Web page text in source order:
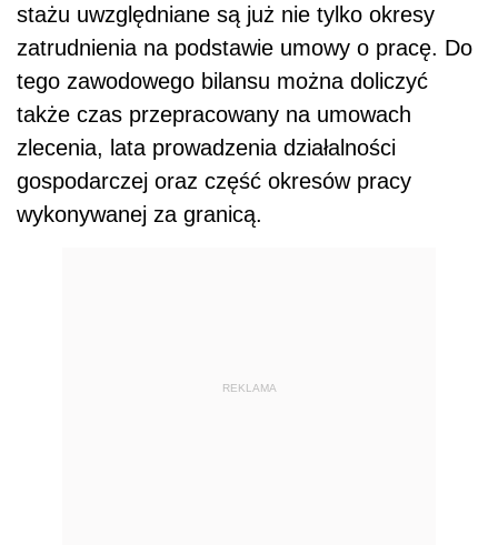
stażu uwzględniane są już nie tylko okresy
zatrudnienia na podstawie umowy o pracę. Do
tego zawodowego bilansu można doliczyć
także czas przepracowany na umowach
zlecenia, lata prowadzenia działalności
gospodarczej oraz część okresów pracy
wykonywanej za granicą.
REKLAMA